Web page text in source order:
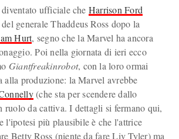
ufficiale che Harrison Ford
generale Thaddeus Ross dopo la
Hurt, segno che la Marvel ha ancora
Poi nella giornata di ieri ecco
Giantfreakinrobot, con la loro ormai
alla produzione: la Marvel avrebbe
(che sta per scendere dallo
ruolo da cattiva. I dettagli si fermano qui,
l'ipotesi più plausibile è che l'attrice
Betty Ross (niente da fare Liv Tyler) ma